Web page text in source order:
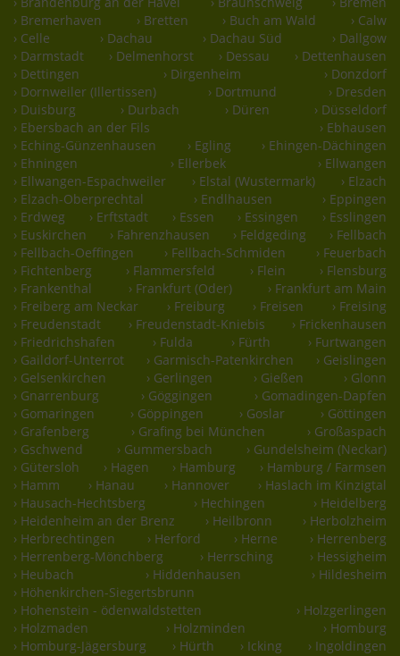
› Bremerhaven
› Bretten › Buch am Wald
› Calw
› Celle
› Dachau › Dachau Süd
› Dallgow
› Darmstadt
› Delmenhorst › Dessau
› Dettenhausen
› Dettingen
› Dirgenheim
› Donzdorf
› Dornweiler (Illertissen)
› Dortmund
› Dresden
› Duisburg
› Durbach › Düren
› Düsseldorf
› Ebersbach an der Fils
› Ebhausen
› Eching-Günzenhausen
› Egling
› Ehingen-Dächingen
› Ehningen
› Ellerbek
› Ellwangen
› Ellwangen-Espachweiler
› Elstal (Wustermark)
› Elzach
› Elzach-Oberprechtal
› Endlhausen
› Eppingen
› Erdweg
› Erftstadt › Essen › Essingen
› Esslingen
› Euskirchen
› Fahrenzhausen › Feldgeding
› Fellbach
› Fellbach-Oeffingen
› Fellbach-Schmiden
› Feuerbach
› Fichtenberg
› Flammersfeld › Flein
› Flensburg
› Frankenthal
› Frankfurt (Oder)
› Frankfurt am Main
› Freiberg am Neckar
› Freiburg › Freisen
› Freising
› Freudenstadt
› Freudenstadt-Kniebis
› Frickenhausen
› Friedrichshafen
› Fulda › Fürth
› Furtwangen
› Gaildorf-Unterrot
› Garmisch-Patenkirchen
› Geislingen
› Gelsenkirchen
› Gerlingen › Gießen
› Glonn
› Gnarrenburg
› Göggingen
› Gomadingen-Dapfen
› Gomaringen
› Göppingen › Goslar
› Göttingen
› Grafenberg
› Grafing bei München
› Großaspach
› Gschwend
› Gummersbach
› Gundelsheim (Neckar)
› Gütersloh
› Hagen › Hamburg
› Hamburg / Farmsen
› Hamm
› Hanau › Hannover
› Haslach im Kinzigtal
› Hausach-Hechtsberg
› Hechingen
› Heidelberg
› Heidenheim an der Brenz
› Heilbronn
› Herbolzheim
› Herbrechtingen
› Herford › Herne
› Herrenberg
› Herrenberg-Mönchberg
› Herrsching
› Hessigheim
› Heubach
› Hiddenhausen
› Hildesheim
› Höhenkirchen-Siegertsbrunn
› Hohenstein - ödenwaldstetten
› Holzgerlingen
› Holzmaden
› Holzminden
› Homburg
› Homburg-Jägersburg
› Hürth › Icking
› Ingoldingen